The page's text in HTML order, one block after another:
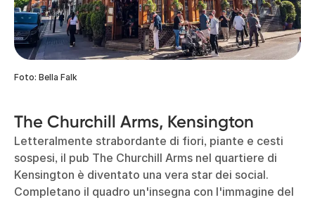
Foto: Bella Falk
The Churchill Arms, Kensington
Letteralmente strabordante di fiori, piante e cesti
sospesi, il pub The Churchill Arms nel quartiere di
Kensington è diventato una vera star dei social.
Completano il quadro un'insegna con l'immagine del